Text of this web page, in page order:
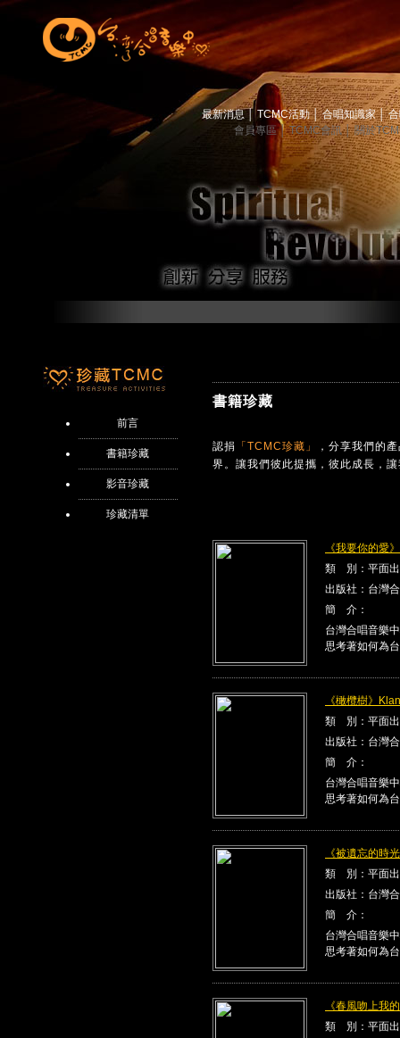
最新消息 TCMC活動│ 合唱知識家│
會員專區│ TCMC會訊│ 關於
前言
書籍珍藏
影音珍藏
珍藏清單
書籍珍藏
認捐 「TCMC珍藏」
，分享我們的
界。讓我們彼此提攜，彼此成長，
《我要你的愛
類 別：平面
出版社：台灣
簡 介：
台灣合唱音樂
思考著如何為
《橄欖樹》
類 別：平面
出版社：台灣
簡 介：
台灣合唱音樂
思考著如何為
《被遺忘的時
類 別：平面
出版社：台灣
簡 介：
台灣合唱音樂
思考著如何為
《春風吻上我
類 別：平面